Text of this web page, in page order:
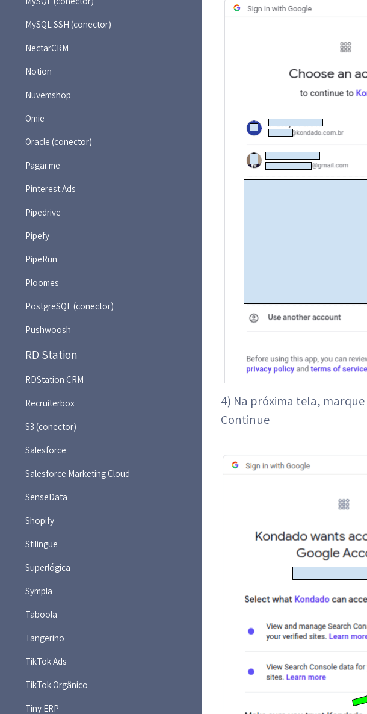
MySQL SSH (conector)
NectarCRM
Notion
Nuvemshop
Omie
Oracle (conector)
Pagar.me
Pinterest Ads
Pipedrive
Pipefy
PipeRun
Ploomes
PostgreSQL (conector)
Pushwoosh
RD Station
RDStation CRM
Recruiterbox
S3 (conector)
Salesforce
Salesforce Marketing Cloud
SenseData
Shopify
Stilingue
Superlógica
Sympla
Taboola
Tangerino
TikTok Ads
TikTok Orgânico
Tiny ERP
4) Na próxima tela, marque
Continue